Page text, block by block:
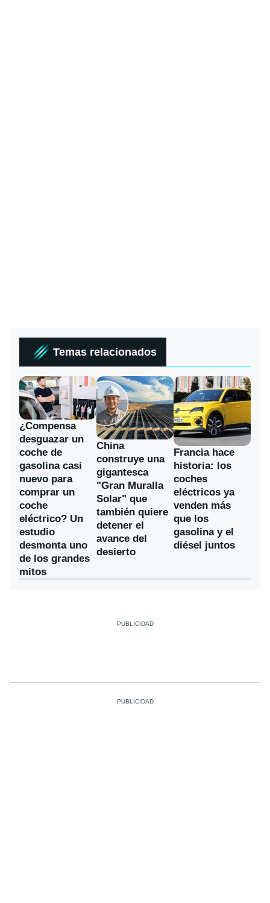
Temas relacionados
¿Compensa
desguazar un
coche de
gasolina casi
nuevo para
comprar un
coche
eléctrico? Un
estudio
desmonta uno
de los grandes
mitos
China
construye una
gigantesca
"Gran Muralla
Solar" que
también quiere
detener el
avance del
desierto
Francia hace
historia: los
coches
eléctricos ya
venden más
que los
gasolina y el
diésel juntos